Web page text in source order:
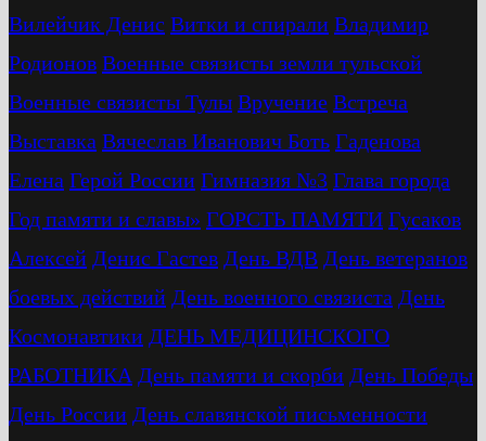
Вилейчик Денис Витки и спирали Владимир
Родионов Военные связисты земли тульской
Военные связисты Тулы Вручение Встреча
Выставка Вячеслав Иванович Боть Гаденова
Елена Герой России Гимназия №3 Глава города
Год памяти и славы» ГОРСТЬ ПАМЯТИ Гусаков
Алексей Денис Гастев День ВДВ День ветеранов
боевых действий День военного связиста День
Космонавтики ДЕНЬ МЕДИЦИНСКОГО
РАБОТНИКА День памяти и скорби День Победы
День России День славянской письменности